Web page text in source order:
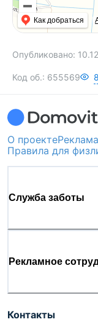
Как добраться
Опубликовано:
Код об.: 655569
О проектеРеклама
Правила для
Служба заботы
Рекламное
Контакты